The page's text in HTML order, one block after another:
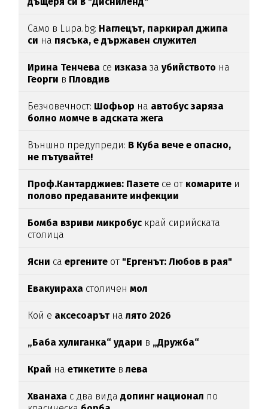
Само в Lupa.bg: Наглецът, паркирал джипа
си на пясъка, е държавен служител
Ирина Тенчева се изказазаубийството на
Георги в Пловдив
Безчовечност: Шофьор на автобус заряза
болно момче в адската жега
Външно предупреди: В Куба вече е опасно,
не пътувайте!
Проф.Кантарджиев: Пазете се от комарите и
полово предаваните инфекции
Бомба взриви микробус край сирийската
столица
Ясни са ергените от "Ергенът: Любов в рая"
Евакуираха столиченмол
Кой е аксесоарътналято 2026
„Баба хулиганка“ удари в „Дружба“
Край наетикетите влева
Хванаха с два видадопинг национал по